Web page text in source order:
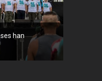
han